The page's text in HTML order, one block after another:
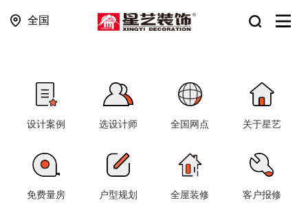
全国
设计案例 选设计师 全国网点 关于星艺
免费量房 户型规划 全屋装修 客户报修